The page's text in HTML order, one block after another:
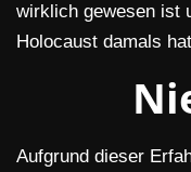
wirklich gewesen ist
Holocaust damals
Aufgrund dieser